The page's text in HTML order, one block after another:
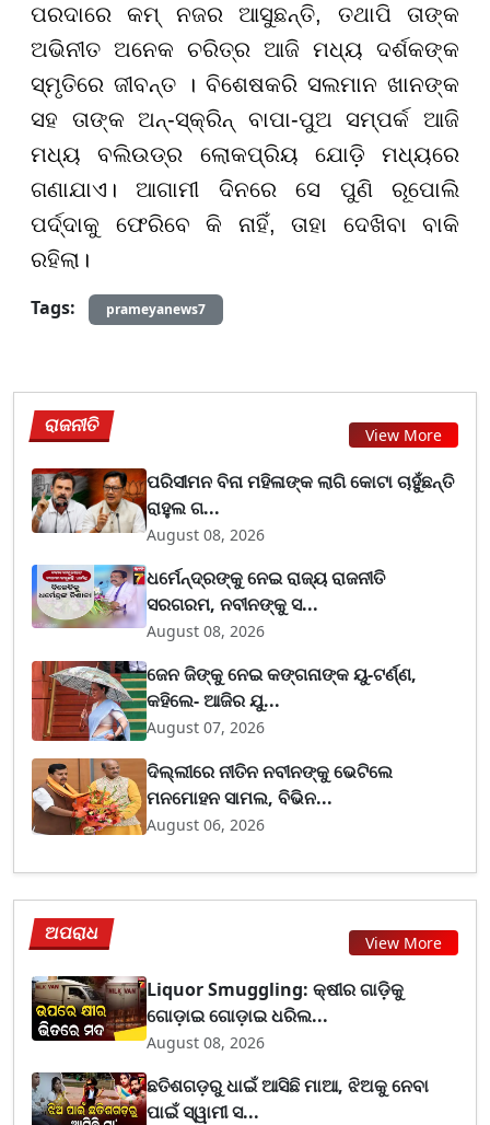
ପରଦାରେ କମ୍ ନଜର ଆସୁଛନ୍ତି, ତଥାପି ତାଙ୍କ
ଅଭିନୀତ ଅନେକ ଚରିତ୍ର ଆଜି ମଧ୍ୟ ଦର୍ଶକଙ୍କ
ସ୍ମୃତିରେ ଜୀବନ୍ତ । ବିଶେଷକରି ସଲମାନ ଖାନଙ୍କ
ସହ ତାଙ୍କ ଅନ୍-ସ୍କ୍ରିନ୍ ବାପା-ପୁଅ ସମ୍ପର୍କ ଆଜି
ମଧ୍ୟ ବଲିଉଡ୍ର ଲୋକପ୍ରିୟ ଯୋଡ଼ି ମଧ୍ୟରେ
ଗଣାଯାଏ। ଆଗାମୀ ଦିନରେ ସେ ପୁଣି ରୂପୋଲି
ପର୍ଦ୍ଦାକୁ ଫେରିବେ କି ନାହିଁ, ତାହା ଦେଖିବା ବାକି
ରହିଲା।
Tags:
prameyanews7
ରାଜନୀତି View More
ପରିସୀମନ ବିନା ମହିଳାଙ୍କ ଲାଗି କୋଟା ଚାହୁଁଛନ୍ତି
ରାହୁଲ ଗ...
August 08, 2026
ଧର୍ମେନ୍ଦ୍ରଙ୍କୁ ନେଇ ରାଜ୍ୟ ରାଜନୀତି
ସରଗରମ, ନବୀନଙ୍କୁ ସ...
August 08, 2026
ଜେନ ଜିଙ୍କୁ ନେଇ କଙ୍ଗନାଙ୍କ ୟୁ-ଟର୍ଣ୍ଣ,
କହିଲେ- ଆଜିର ଯୁ...
August 07, 2026
ଦିଲ୍ଲୀରେ ନୀତିନ ନବୀନଙ୍କୁ ଭେଟିଲେ
ମନମୋହନ ସାମଲ, ବିଭିନ...
August 06, 2026
ଅପରାଧ View More
Liquor Smuggling: କ୍ଷୀର ଗାଡ଼ିକୁ
ଗୋଡ଼ାଇ ଗୋଡ଼ାଇ ଧରିଲ...
August 08, 2026
ଛତିଶଗଡ଼ରୁ ଧାଇଁ ଆସିଛି ମାଆ, ଝିଅକୁ ନେବା
ପାଇଁ ସ୍ୱାମୀ ସ...